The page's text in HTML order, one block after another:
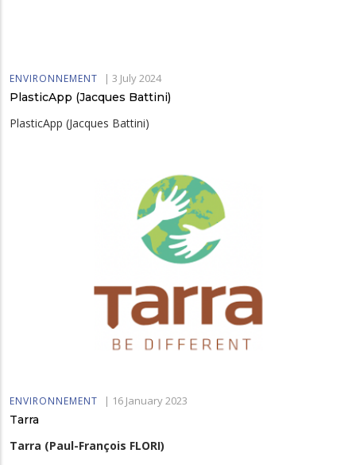
ENVIRONNEMENT | 3 July 2024
PlasticApp (Jacques Battini)
PlasticApp (Jacques Battini)
ENVIRONNEMENT | 16 January 2023
Tarra
Tarra (Paul-François FLORI)